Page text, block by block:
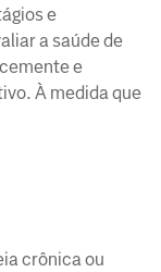
e
a saúde de
e
À medida que
crônica ou